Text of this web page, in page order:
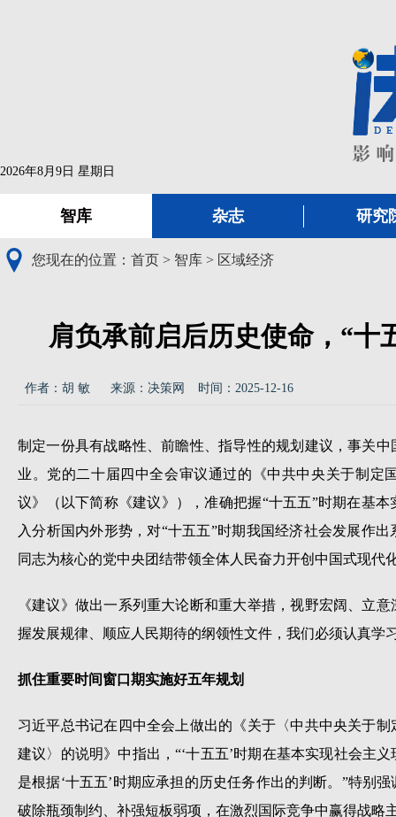
2026年8月9日 星期日
智库 杂志 研究
您现在的位置： 首页 > 智库 > 区域经济
肩负承前启后历史使命，“十
作者：胡 敏 来源：决策网 时间：2025-12-16
制定一份具有战略性、前瞻性、指导性的规划建议，事关
业。党的二十届四中全会审议通过的《中共中央关于制定
议》（以下简称《建议》），准确把握“十五五”时期在基
入分析国内外形势，对“十五五”时期我国经济社会发展作
同志为核心的党中央团结带领全体人民奋力开创中国式现代
《建议》做出一系列重大论断和重大举措，视野宏阔、立
握发展规律、顺应人民期待的纲领性文件，我们必须认真学
抓住重要时间窗口期实施好五年规划
习近平总书记在四中全会上做出的《关于〈中共中央关于
建议〉的说明》中指出，“‘十五五’时期在基本实现社会主
是根据‘十五五’时期应承担的历史任务作出的判断。”特别
破除瓶颈制约、补强短板弱项，在激烈国际竞争中赢得战略